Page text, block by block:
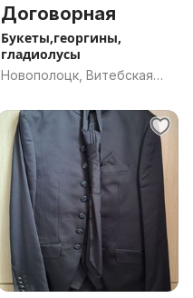
Договорная
Букеты,георгины,
гладиолусы
Новополоцк, Витебская